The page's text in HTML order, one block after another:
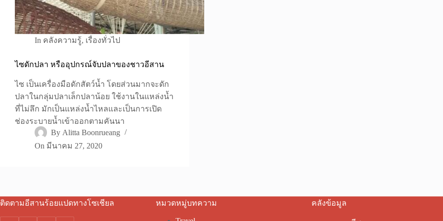
In คลังความรู้, เรื่องทั่วไป
ไซดักปลา หรืออุปกรณ์จับปลาของชาวอีสาน
ไซ เป็นเครื่องมือดักสัตว์น้ำ โดยส่วนมากจะดัก
ปลาในกลุ่มปลาเล็กปลาน้อย ใช้งานในแหล่งน้ำ
ที่ไม่ลึก มักเป็นแหล่งน้ำไหลและเป็นการเปิด
ช่องระบายน้ำเข้าออกตามคันนา
By Alitta Boonrueang
On มีนาคม 27, 2020
ติดตามอีสานร้อยแปดทางโซเชียล หมวดหมู่บทความ คลังข้อมูล